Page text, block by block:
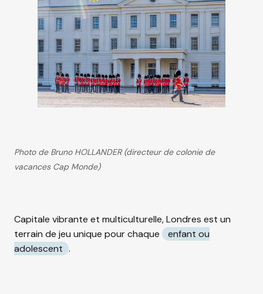
Photo de Bruno HOLLANDER (directeur de colonie de
vacances Cap Monde)
Capitale vibrante et multiculturelle, Londres est un
terrain de jeu unique pour chaque
enfant ou
adolescent .